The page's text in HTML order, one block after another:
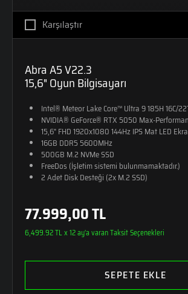
Karşılaştır
Abra A5 V22.3
15,6" Oyun Bilgisayarı
Intel® Meteor Lake Core™ Ultra 9 185H 16C/
NVIDIA® GeForce® RTX 5050 Max-
15,6" FHD 1920x1080 144Hz IPS Mat LED
16GB DDR5 5600MHz
500GB M.2 NVMe SSD
FreeDos (İşletim sistemi bulunmamaktadır.)
2 Adet Disk Desteği (2x M.2 SSD)
2,25kg Ağırlık
Monster Sırt Çantası Hediye
77.999,00 TL
6,499.92 TL x 12 ay'a varan Taksit Seçenekleri
SEPETE EKLE